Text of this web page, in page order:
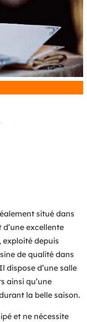
situé dans
excellente
exploité depuis
de qualité dans
dispose d’une salle
ainsi qu’une
la belle saison.
et ne nécessite